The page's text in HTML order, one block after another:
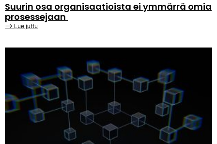
Suurin osa organisaatioista ei ymmärrä omia
prosessejaan
⟶ Lue juttu